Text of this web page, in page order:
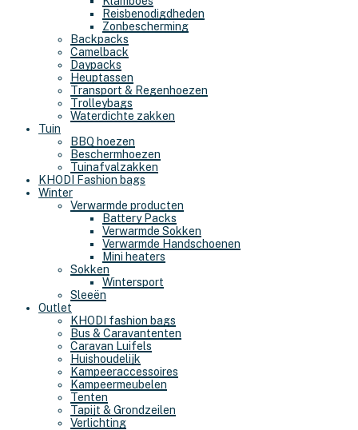
Reisbenodigdheden
Zonbescherming
Backpacks
Camelback
Daypacks
Heuptassen
Transport & Regenhoezen
Trolleybags
Waterdichte zakken
Tuin
BBQ hoezen
Beschermhoezen
Tuinafvalzakken
KHODI Fashion bags
Winter
Verwarmde producten
Battery Packs
Verwarmde Sokken
Verwarmde Handschoenen
Mini heaters
Sokken
Wintersport
Sleeën
Outlet
KHODI fashion bags
Bus & Caravantenten
Caravan Luifels
Huishoudelijk
Kampeeraccessoires
Kampeermeubelen
Tenten
Tapijt & Grondzeilen
Verlichting